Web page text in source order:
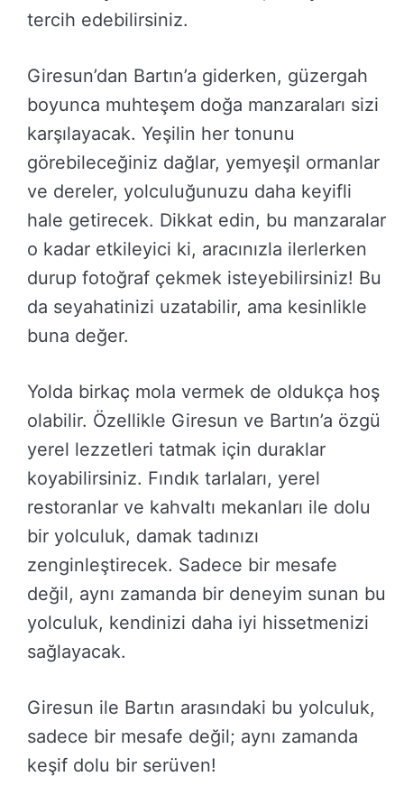
tercih edebilirsiniz.
Giresun’dan Bartın’a giderken, güzergah
boyunca muhteşem doğa manzaraları sizi
karşılayacak. Yeşilin her tonunu
görebileceğiniz dağlar, yemyeşil ormanlar
ve dereler, yolculuğunuzu daha keyifli
hale getirecek. Dikkat edin, bu manzaralar
o kadar etkileyici ki, aracınızla ilerlerken
durup fotoğraf çekmek isteyebilirsiniz! Bu
da seyahatinizi uzatabilir, ama kesinlikle
buna değer.
Yolda birkaç mola vermek de oldukça hoş
olabilir. Özellikle Giresun ve Bartın’a özgü
yerel lezzetleri tatmak için duraklar
koyabilirsiniz. Fındık tarlaları, yerel
restoranlar ve kahvaltı mekanları ile dolu
bir yolculuk, damak tadınızı
zenginleştirecek. Sadece bir mesafe
değil, aynı zamanda bir deneyim sunan bu
yolculuk, kendinizi daha iyi hissetmenizi
sağlayacak.
Giresun ile Bartın arasındaki bu yolculuk,
sadece bir mesafe değil; aynı zamanda
keşif dolu bir serüven!